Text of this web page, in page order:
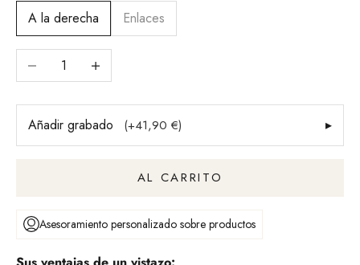
A la derecha
Enlaces
Reducir cantidadAumentar la cantidad
Añadir grabado (+41,90 €) ▸
AL CARRITO
Asesoramiento personalizado sobre productos